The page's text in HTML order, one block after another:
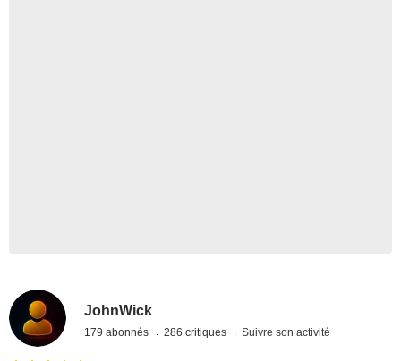
JohnWick
179 abonnés 286 critiques Suivre son activité